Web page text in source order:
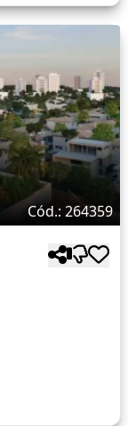
Cód.: 264359